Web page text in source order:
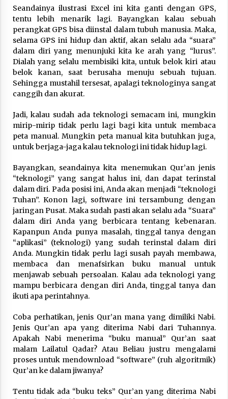
Seandainya ilustrasi Excel ini kita ganti dengan GPS,
tentu lebih menarik lagi. Bayangkan kalau sebuah
perangkat GPS bisa diinstal dalam tubuh manusia. Maka,
selama GPS ini hidup dan aktif, akan selalu ada “suara”
dalam diri yang menunjuki kita ke arah yang “lurus”.
Dialah yang selalu membisiki kita, untuk belok kiri atau
belok kanan, saat berusaha menuju sebuah tujuan.
Sehingga mustahil tersesat, apalagi teknologinya sangat
canggih dan akurat.
Jadi, kalau sudah ada teknologi semacam ini, mungkin
mirip-mirip tidak perlu lagi bagi kita untuk membaca
peta manual. Mungkin peta manual kita butuhkan juga,
untuk berjaga-jaga kalau teknologi ini tidak hidup lagi.
Bayangkan, seandainya kita menemukan Qur’an jenis
“teknologi” yang sangat halus ini, dan dapat terinstal
dalam diri. Pada posisi ini, Anda akan menjadi “teknologi
Tuhan”. Konon lagi, software ini tersambung dengan
jaringan Pusat. Maka sudah pasti akan selalu ada “Suara”
dalam diri Anda yang berbicara tentang kebenaran.
Kapanpun Anda punya masalah, tinggal tanya dengan
“aplikasi” (teknologi) yang sudah terinstal dalam diri
Anda. Mungkin tidak perlu lagi susah payah membawa,
membaca dan menafsirkan buku manual untuk
menjawab sebuah persoalan. Kalau ada teknologi yang
mampu berbicara dengan diri Anda, tinggal tanya dan
ikuti apa perintahnya.
Coba perhatikan, jenis Qur’an mana yang dimiliki Nabi.
Jenis Qur’an apa yang diterima Nabi dari Tuhannya.
Apakah Nabi menerima “buku manual” Qur’an saat
malam Lailatul Qadar? Atau Beliau justru mengalami
proses untuk mendownload “software” (ruh algoritmik)
Qur’an ke dalam jiwanya?
Tentu tidak ada “buku teks” Qur’an yang diterima Nabi